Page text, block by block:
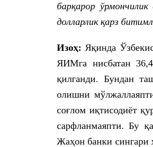
барқарор
долларлик қарз
Изоҳ: Яқинда
ЯИМга нисбатан
қилганди. Бундан
олишни
соғлом иқтисодиёт
сарфланмаяпти. Бу
Жаҳон банки сингари